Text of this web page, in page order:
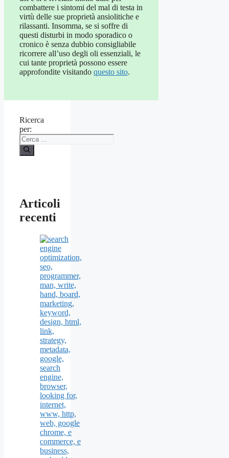
combattere i sintomi del mal di testa in
virtù delle sue proprietà ansiolitiche e
rilassanti. Insomma, se si soffre di
questi disturbi in modo sporadico o
cronico è senza dubbio consigliabile
ricorrere all’uso degli oli essenziali, le
cui tante proprietà possono essere
approfondite visitando questo sito.
Ricerca
per:
Articoli
recenti